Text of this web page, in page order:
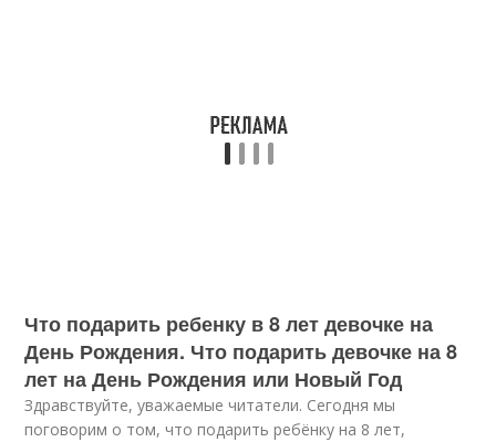
Что подарить ребенку в 8 лет девочке на
День Рождения. Что подарить девочке на 8
лет на День Рождения или Новый Год
Здравствуйте, уважаемые читатели. Сегодня мы
поговорим о том, что подарить ребёнку на 8 лет,